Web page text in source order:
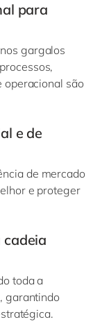
para
gargalos
operacional são
e de
de mercado
e proteger
toda a
garantindo